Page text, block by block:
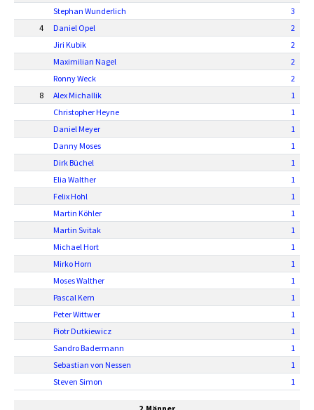
Stephan Wunderlich
3
4
Daniel Opel
2
Jiri Kubik
2
Maximilian Nagel
2
Ronny Weck
2
8
Alex Michallik
1
Christopher Heyne
1
Daniel Meyer
1
Danny Moses
1
Dirk Büchel
1
Elia Walther
1
Felix Hohl
1
Martin Köhler
1
Martin Svitak
1
Michael Hort
1
Mirko Horn
1
Moses Walther
1
Pascal Kern
1
Peter Wittwer
1
Piotr Dutkiewicz
1
Sandro Badermann
1
Sebastian von Nessen
1
Steven Simon
1